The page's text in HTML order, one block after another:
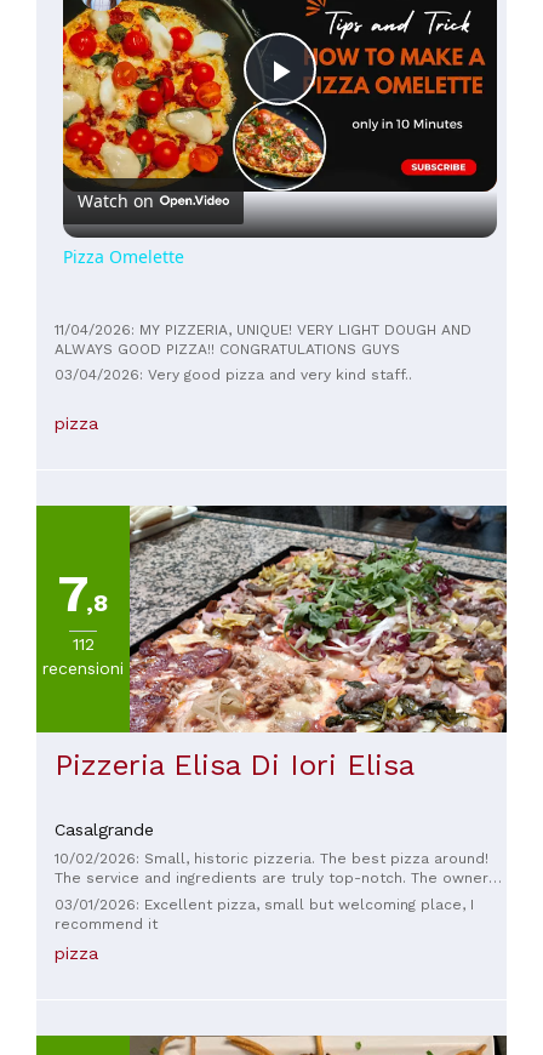
Play
Video
Watch on
Pizza Omelette
11/04/2026: MY PIZZERIA, UNIQUE! VERY LIGHT DOUGH AND
ALWAYS GOOD PIZZA!! CONGRATULATIONS GUYS
03/04/2026: Very good pizza and very kind staff..
pizza
7,8
112
recensioni
Pizzeria Elisa Di Iori Elisa
Casalgrande
10/02/2026: Small, historic pizzeria. The best pizza around!
The service and ingredients are truly top-notch. The owners
are very polite and always smiling. You absolutely have to try
03/01/2026: Excellent pizza, small but welcoming place, I
recommend it
pizza